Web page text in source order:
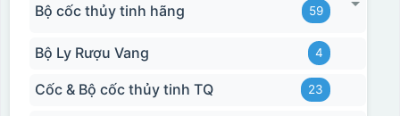
Bộ cốc thủy tinh hãng 59
Bộ Ly Rượu Vang 4
Cốc & Bộ cốc thủy tinh TQ 23